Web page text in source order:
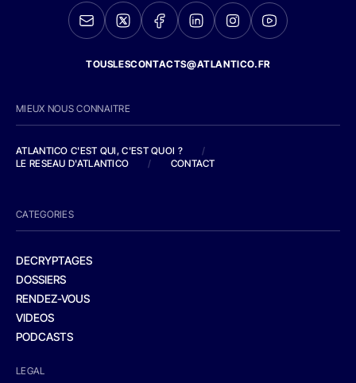
TOUSLESCONTACTS@ATLANTICO.FR
MIEUX NOUS CONNAITRE
ATLANTICO C'EST QUI, C'EST QUOI ?
/
LE RESEAU D'ATLANTICO
/ CONTACT
CATEGORIES
DECRYPTAGES
DOSSIERS
RENDEZ-VOUS
VIDEOS
PODCASTS
LEGAL